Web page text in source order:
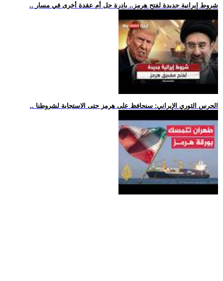
.. شروط إيرانية جديدة لفتح هرمز.. بادرة حل أم عقدة أخرى في مسار
.. الحرس الثوري الإيراني: سنحافظ على هرمز حتى الاستجابة لشروطنا